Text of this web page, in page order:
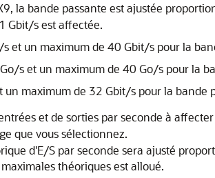
la bande passante est ajustée
Gbit/s est affectée.
et un maximum de 40 Gbit/s pour la
s et un maximum de 40 Go/s pour la
maximum de 32 Gbit/s pour la bande
et de sorties par seconde à
que vous sélectionnez.
d'E/S par seconde sera ajusté
théoriques est alloué.